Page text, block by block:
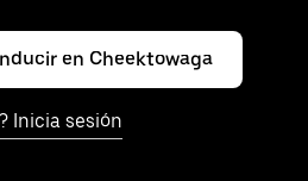
en Cheektowaga
Inicia sesión